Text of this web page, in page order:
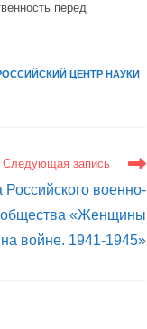
перед
ЦЕНТР НАУКИ
Следующая запись
Российского военно-
общества «Женщины
на войне. 1941-1945»